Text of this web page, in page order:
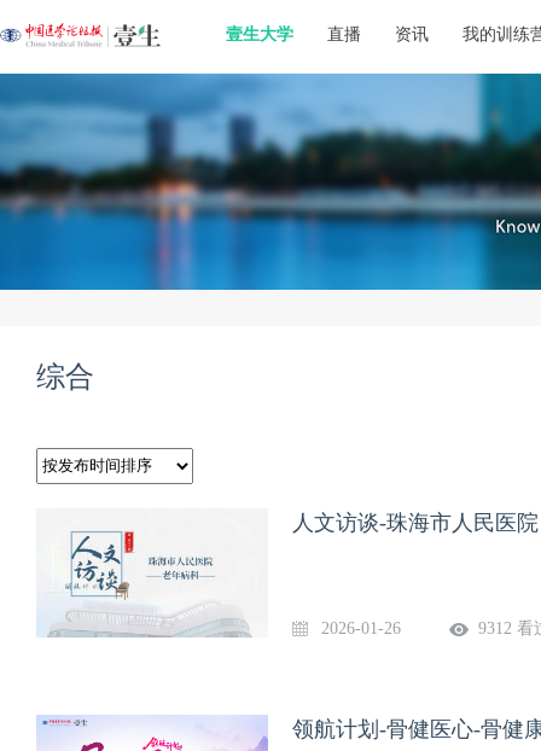
壹生大学 直播 资讯 我的训练
综合
人文访谈-珠海市人民医院
2026-01-26 9312 看
领航计划-骨健医心-骨健